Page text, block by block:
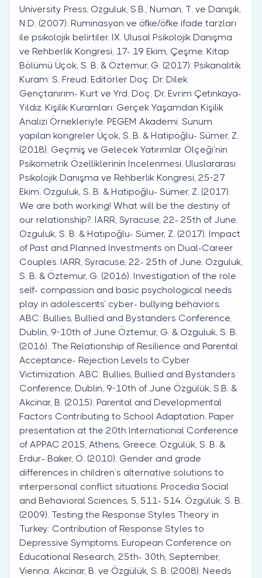
University Press. Ozguluk, S.B., Numan, T. ve Danışık,
N.D. (2007). Ruminasyon ve öfke/öfke ifade tarzları
ile psikolojik belirtiler. IX. Ulusal Psikolojik Danışma
ve Rehberlik Kongresi, 17- 19 Ekim, Çeşme. Kitap
Bölümü Üçok, S. B. & Öztemur, G. (2017). Psikanalitik
Kuram: S. Freud. Editörler Doç. Dr. Dilek
Gençtanırım- Kurt ve Yrd. Doç. Dr. Evrim Çetinkaya-
Yıldız. Kişilik Kuramları: Gerçek Yaşamdan Kişilik
Analizi Örnekleriyle. PEGEM Akademi. Sunum
yapılan kongreler Üçok, S. B. & Hatipoğlu- Sümer, Z.
(2018). Geçmiş ve Gelecek Yatırımlar Ölçeği’nin
Psikometrik Özelliklerinin İncelenmesi. Uluslararası
Psikolojik Danışma ve Rehberlik Kongresi, 25-27
Ekim. Ozguluk, S. B. & Hatipoğlu- Sümer, Z. (2017).
We are both working! What will be the destiny of
our relationship?. IARR, Syracuse, 22- 25th of June.
Ozguluk, S. B. & Hatipoğlu- Sümer, Z. (2017). Impact
of Past and Planned Investments on Dual-Career
Couples. IARR, Syracuse, 22- 25th of June. Ozguluk,
S. B. & Öztemur, G. (2016). Investigation of the role
self- compassion and basic psychological needs
play in adolescents’ cyber- bullying behaviors.
ABC: Bullies, Bullied and Bystanders Conference,
Dublin, 9-10th of June Öztemur, G. & Ozguluk, S. B.
(2016). The Relationship of Resilience and Parental
Acceptance- Rejection Levels to Cyber
Victimization. ABC: Bullies, Bullied and Bystanders
Conference, Dublin, 9-10th of June Özgülük, S.B. &
Akcinar, B. (2015). Parental and Developmental
Factors Contributing to School Adaptation. Paper
presentation at the 20th International Conference
of APPAC 2015, Athens, Greece. Özgülük, S. B. &
Erdur- Baker, Ö. (2010). Gender and grade
differences in children’s alternative solutions to
interpersonal conflict situations. Procedia Social
and Behavioral Sciences, 5, 511- 514. Özgülük, S. B.
(2009). Testing the Response Styles Theory in
Turkey: Contribution of Response Styles to
Depressive Symptoms. European Conference on
Educational Research, 25th- 30th, September,
Vienna. Akcinar, B. ve Özgülük, S. B. (2008). Needs